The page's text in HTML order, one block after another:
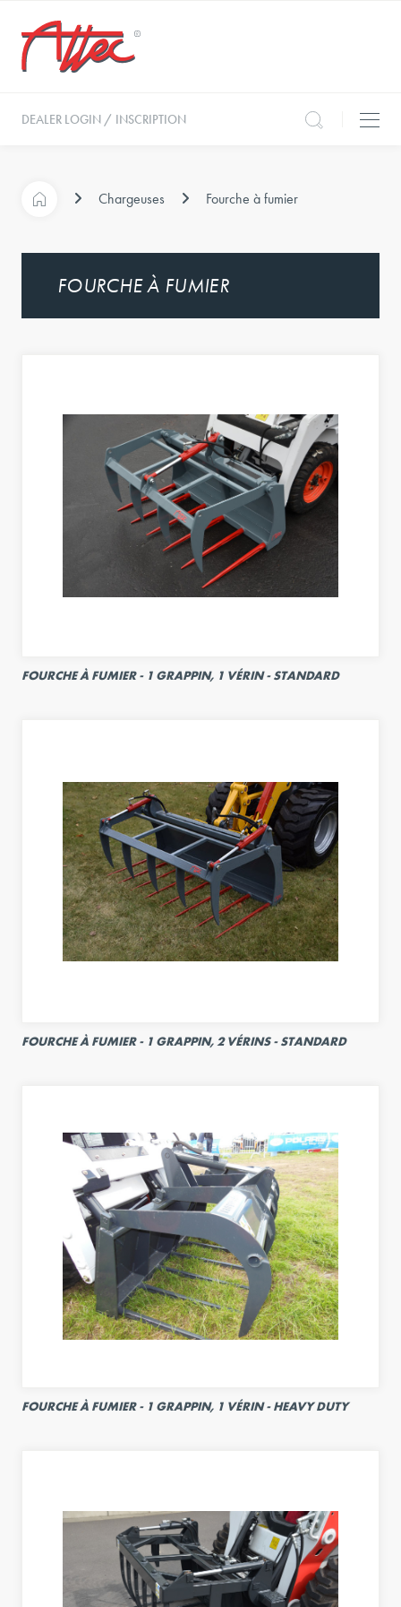
DEALER LOGIN / INSCRIPTION
Chargeuses Fourche à fumier
FOURCHE À FUMIER
FOURCHE À FUMIER - 1 GRAPPIN, 1 VÉRIN - STANDARD
FOURCHE À FUMIER - 1 GRAPPIN, 2 VÉRINS - STANDARD
FOURCHE À FUMIER - 1 GRAPPIN, 1 VÉRIN - HEAVY DUTY